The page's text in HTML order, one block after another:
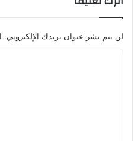
لن يتم نشر عنوان بريدك الإلكتروني.